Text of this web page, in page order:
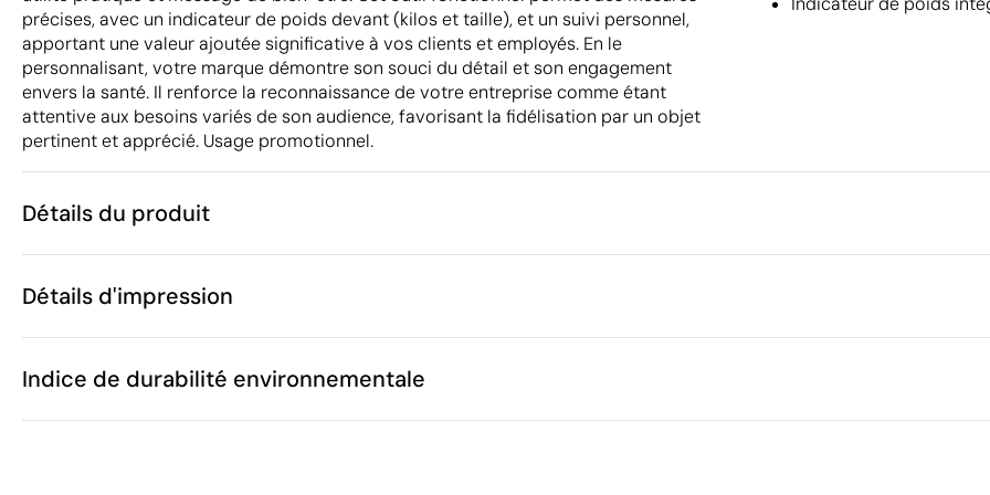
précises, avec un indicateur de poids devant (kilos et taille), et un suivi personnel,
apportant une valeur ajoutée significative à vos clients et employés. En le
personnalisant, votre marque démontre son souci du détail et son engagement
envers la santé. Il renforce la reconnaissance de votre entreprise comme étant
attentive aux besoins variés de son audience, favorisant la fidélisation par un objet
pertinent et apprécié. Usage promotionnel.
Détails du produit
Caractéristiques
Code du produit
Poids
29 g
Matière
ABS, Plastique, PVC
Emballage
Volume de la boîte extérieure
Détails d'impression
Indice de durabilité environnementale